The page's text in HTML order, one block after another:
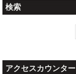
検索
アクセスカウンター